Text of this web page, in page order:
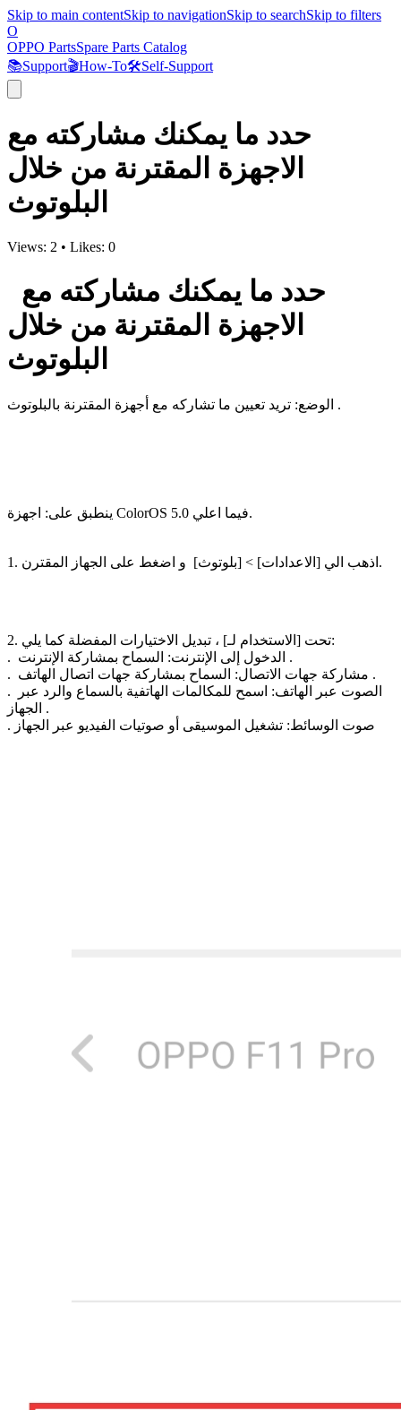
Skip to main contentSkip to navigationSkip to searchSkip to filters
O
OPPO PartsSpare Parts Catalog
📚Support🎬How-To🛠️Self-Support
حدد ما يمكنك مشاركته مع
الاجهزة المقترنة من خلال
البلوتوث
Views: 2 • Likes: 0
الاجهزة المقترنة من خلال
البلوتوث
الوضع: تريد تعيين ما تشاركه مع أجهزة المقترنة بالبلوتوث .
ينطبق على: اجهزة ColorOS 5.0 فيما اعلي.
1. اذهب الي [ الاعدادات] > [بلوتوث ] و اضغط على الجهاز المقترن.
2. تحت [ الاستخدام لـ
] ، تبديل الاختيارات المفضلة كما يلي:
.
الدخول إلى الإنترنت: السماح بمشاركة الإنترنت .
.
مشاركة جهات الاتصال: السماح بمشاركة جهات اتصال الهاتف .
.
الصوت عبر الهاتف: اسمح للمكالمات الهاتفية بالسماع والرد عبر
الجهاز .
.
صوت الوسائط: تشغيل الموسيقى أو صوتيات الفيديو عبر الجهاز